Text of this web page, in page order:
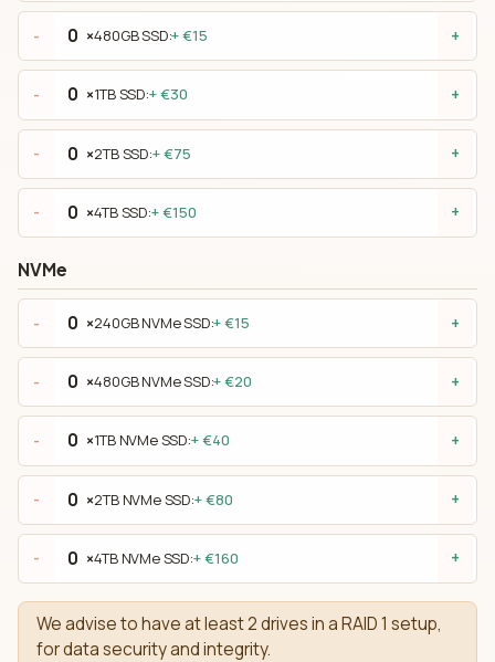
- ×480GB SSD:+ €15 +
- ×1TB SSD:+ €30 +
- ×2TB SSD:+ €75 +
- ×4TB SSD:+ €150 +
NVMe
- ×240GB NVMe SSD:+ €15 +
- ×480GB NVMe SSD:+ €20 +
- ×1TB NVMe SSD:+ €40 +
- ×2TB NVMe SSD:+ €80 +
- ×4TB NVMe SSD:+ €160 +
We advise to have at least 2 drives in a RAID 1 setup,
for data security and integrity.